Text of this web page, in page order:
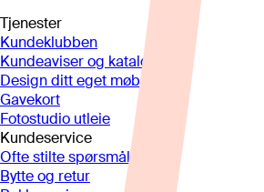
Tjenester
Kundeklubben
Kundeaviser og kataloger
Design ditt eget møbel
Gavekort
Fotostudio utleie
Kundeservice
Ofte stilte spørsmål
Bytte og retur